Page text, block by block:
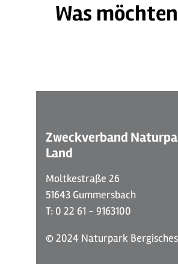
Was
Zweckverband
Land
Moltkestraße 26
51643 Gummersbach
T: 0 22 61 - 9163100
© 2024 Naturpark